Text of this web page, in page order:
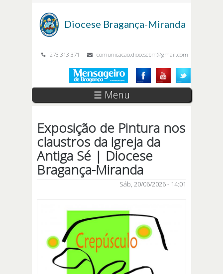
Diocese Bragança-Miranda
273 313 371 comunicacao.diocesebm@gmail.com
☰ Menu
Exposição de Pintura nos
claustros da igreja da
Antiga Sé | Diocese
Bragança-Miranda
Sáb, 20/06/2026 - 14:01